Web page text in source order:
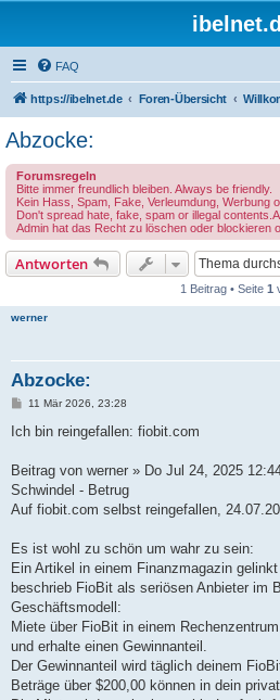
FAQ
https://ibelnet.de Foren-Übersicht
Abzocke:
Forumsregeln
Bitte immer freundlich bleiben. Always be friendly.
Kein Hass, Spam, Fake, Verleumdung, Werbung
Don't spread hate, fake, spam or illegal
Admin hat das Recht zu löschen oder blockieren
Antworten
1 Beitrag • Seite 1
werner
Abzocke:
B
i
a
11 Mär 2026, 23:28
Ich bin reingefallen: fiobit.com
Beitrag von werner » Do Jul 24, 2025
Schwindel - Betrug
Auf fiobit.com selbst reingefallen,
Es ist wohl zu schön um wahr zu sein:
Ein Artikel in einem Finanzmagazin
beschrieb FioBit als seriösen Anbieter im
Geschäftsmodell:
Miete über FioBit in einem
und erhalte einen Gewinnanteil.
Der Gewinnanteil wird täglich deinem
Beträge über $200,00 können in dein